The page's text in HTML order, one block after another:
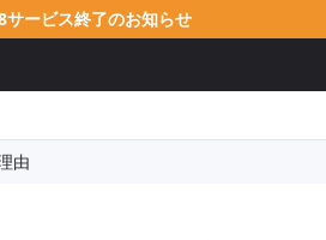
ービス終了のお知らせ
由